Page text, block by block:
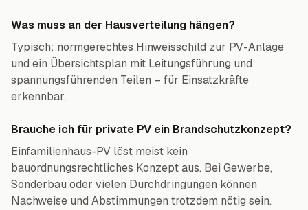
Was muss an der Hausverteilung hängen?
Typisch: normgerechtes Hinweisschild zur PV-Anlage
und ein Übersichtsplan mit Leitungsführung und
spannungsführenden Teilen – für Einsatzkräfte
erkennbar.
Brauche ich für private PV ein Brandschutzkonzept?
Einfamilienhaus-PV löst meist kein
bauordnungsrechtliches Konzept aus. Bei Gewerbe,
Sonderbau oder vielen Durchdringungen können
Nachweise und Abstimmungen trotzdem nötig sein.